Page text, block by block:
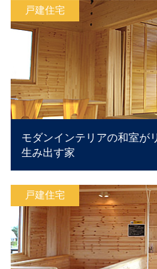
戸建住宅
モダンインテリアの和室が
生み出す家
戸建住宅